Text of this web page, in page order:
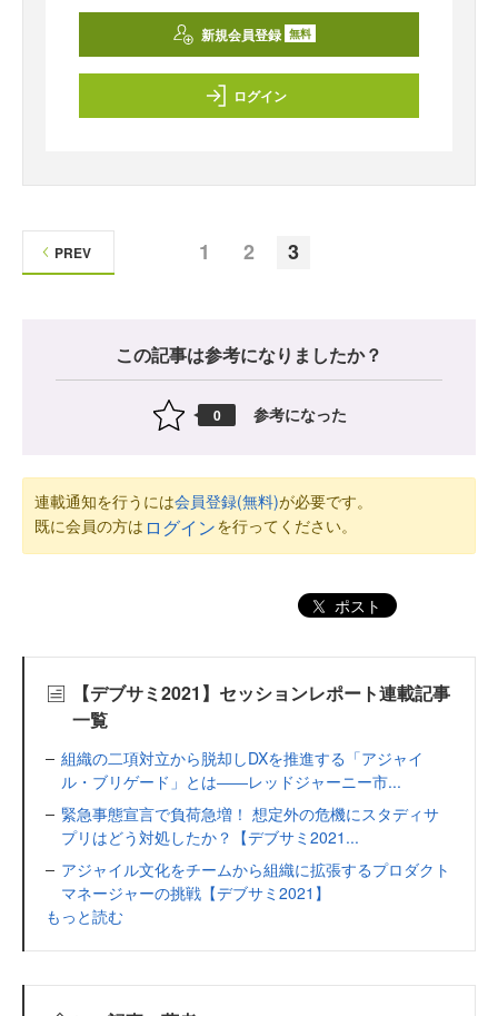
新規会員登録 無料
ログイン
1 2 3
PREV
この記事は参考になりましたか？
0 参考になった
連載通知を行うには会員登録(無料)が必要です。
既に会員の方は ログインを行ってください。
ポスト
【デブサミ2021】セッションレポート連載記事
一覧
組織の二項対立から脱却しDXを推進する「アジャイ
ル・ブリゲード」とは――レッドジャーニー市...
緊急事態宣言で負荷急増！ 想定外の危機にスタディサ
プリはどう対処したか？【デブサミ2021...
アジャイル文化をチームから組織に拡張するプロダクト
マネージャーの挑戦【デブサミ2021】
もっと読む